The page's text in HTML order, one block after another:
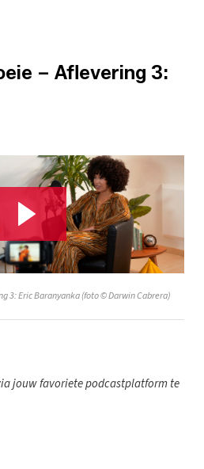
– Aflevering 3:
3: Eric Baranyanka (foto © Darwin Cabrera)
jouw favoriete podcastplatform te